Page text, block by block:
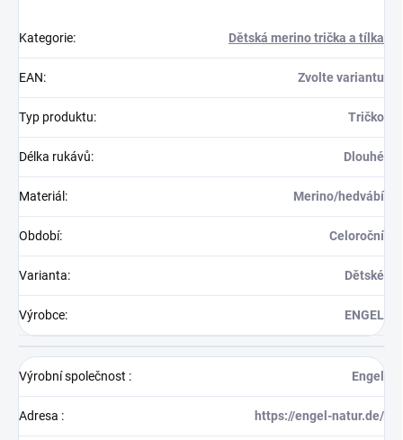
Kategorie: Dětská merino trička a tílka
EAN: Zvolte variantu
Typ produktu: Tričko
Délka rukávů: Dlouhé
Materiál: Merino/hedvábí
Období: Celoroční
Varianta: Dětské
Výrobce: ENGEL
Výrobní společnost : Engel
Adresa : https://engel-natur.de/